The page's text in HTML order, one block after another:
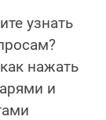
узнать
нажать
и